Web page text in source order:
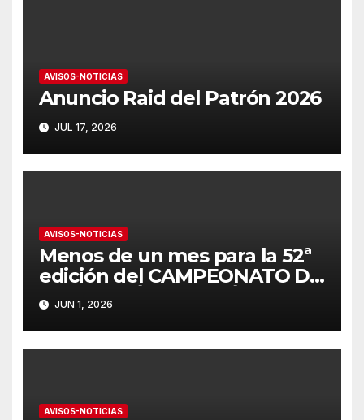
AVISOS-NOTICIAS
Anuncio Raid del Patrón 2026
JUL 17, 2026
AVISOS-NOTICIAS
Menos de un mes para la 52ª
edición del CAMPEONATO DE
ANDALUCÍA DE PATÍN A VELA
JUN 1, 2026
AVISOS-NOTICIAS